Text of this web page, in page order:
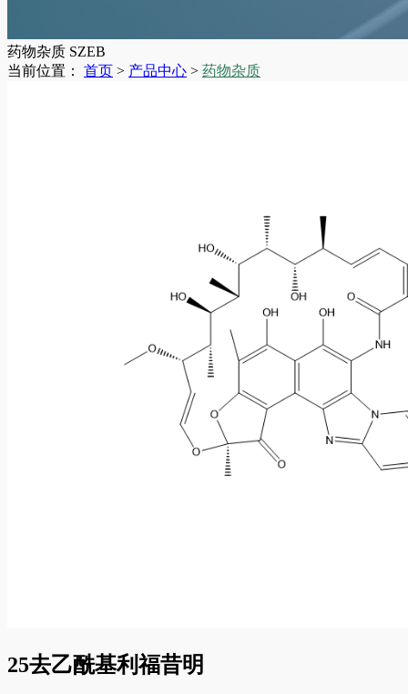
药物杂质 SZEB
当前位置： 首页 > 产品中心 > 药物杂质
25去乙酰基利福昔明